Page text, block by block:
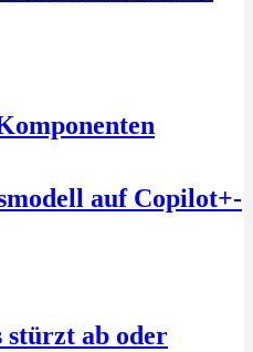
auf Copilot+-
stürzt ab oder